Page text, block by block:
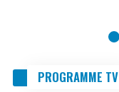
PROGRAMME TV